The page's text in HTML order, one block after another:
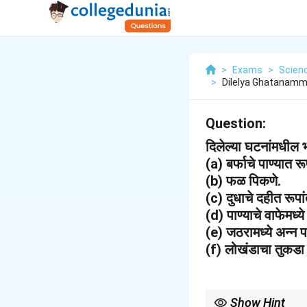
> Exams >
>
Dilelya
Question:
दिलेल्या
(a) बर्फाचे पाण्यात
(b) फळ पिकणे.
(c) दुधाचे दहीत
(d) पाण्याचे
(e) जठरामध्ये अन्न
(f) लोखंडाचा
Show Hint